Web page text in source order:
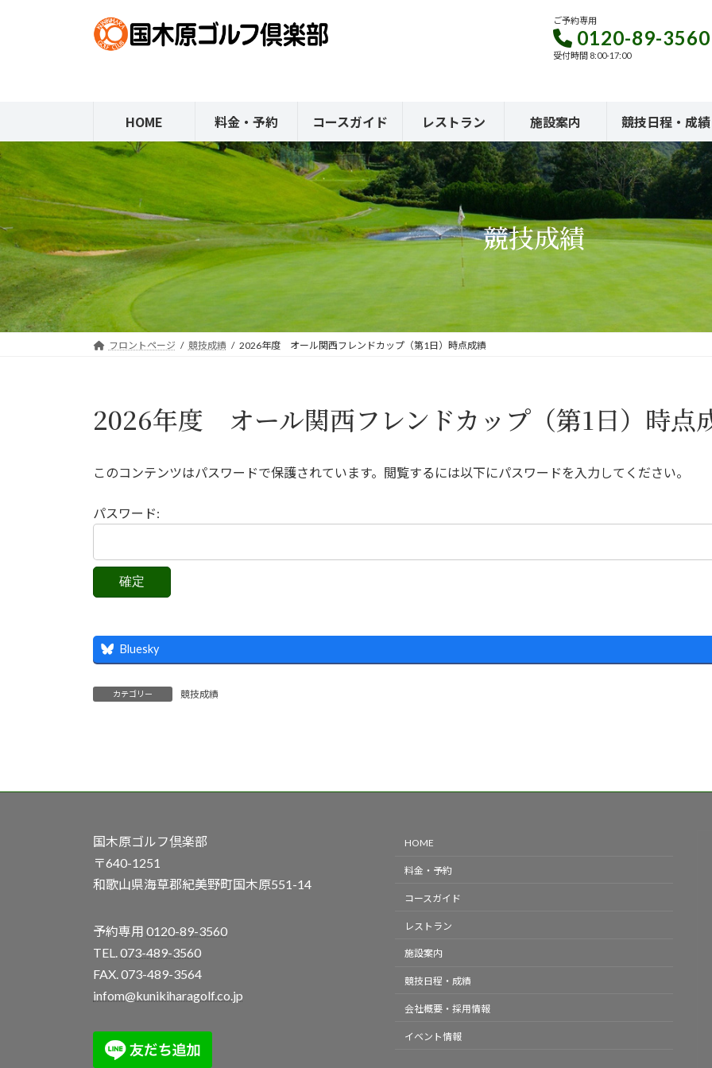
キ
ッ
プ
に
移
動
ご予約専用
0120-89-3560
受付時間 8:00-17:00
HOME 料金・予約 コースガイド レストラン 施設案内 競技日程・成績
競技成績
フロントページ 競技成績 2026年度 オール関西フレンドカップ（第1日）時点成績
2026年度 オール関西フレンドカップ（第1日）時点
このコンテンツはパスワードで保護されています。閲覧するには以下にパスワードを入力してください。
パスワード:
Bluesky
カテゴリー 競技成績
国木原ゴルフ倶楽部
〒640-1251
和歌山県海草郡紀美野町国木原551-14
予約専用 0120-89-3560
TEL. 073-489-3560
FAX. 073-489-3564
infom@kunikiharagolf.co.jp
HOME
料金・予約
コースガイド
レストラン
施設案内
競技日程・成績
会社概要・採用情報
イベント情報